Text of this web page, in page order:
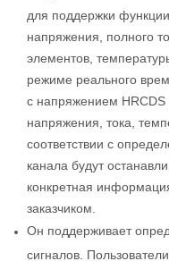
для поддержки
напряжения, полного
элементов,
режиме реального
с напряжением
напряжения, тока,
соответствии с
канала будут
конкретная
​​заказчиком.
Он поддерживает
сигналов.